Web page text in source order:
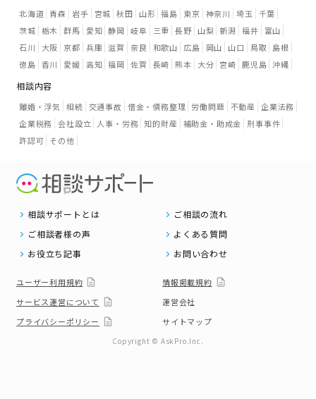
北海道 青森 岩手 宮城 秋田 山形 福島 東京 神奈川 埼玉
千葉
茨城 栃木 群馬 愛知 静岡 岐阜 三重 長野 山梨 新潟 福井
富山
石川
大阪 京都 兵庫 滋賀 奈良 和歌山 広島 岡山 山口 鳥取
島根
徳島 香川 愛媛 高知 福岡 佐賀 長崎 熊本 大分 宮崎 鹿児島 沖縄
相談内容
離婚・浮気 相続 交通事故 借金・債務整理 労働問題 不動産 企業法務
企業税務 会社設立 人事・労務 知的財産 補助金・助成金 刑事事件
許認可 その他
相談サポートとは
ご相談の流れ
ご相談者様の声
よくある質問
お役立ち記事
お問い合わせ
ユーザー利用規約
情報掲載規約
サービス運営について
運営会社
プライバシーポリシー
サイトマップ
Copyright © AskPro.Inc.